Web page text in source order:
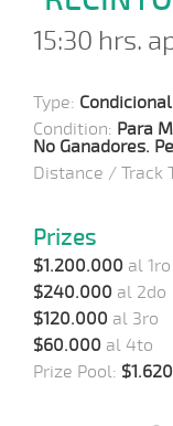
15:30 hrs.
Type: Condicional
Condition: Para
No Ganadores.
Distance / Track
Prizes
$1.200.000 al 1ro
$240.000 al 2do
$120.000 al 3ro
$60.000 al 4to
Prize Pool: